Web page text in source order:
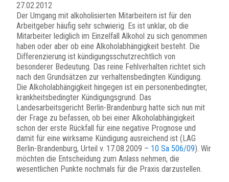
27.02.2012
Der Umgang mit alkoholisierten Mitarbeitern ist für den
Arbeitgeber häufig sehr schwierig. Es ist unklar, ob die
Mitarbeiter lediglich im Einzelfall Alkohol zu sich genommen
haben oder aber ob eine Alkoholabhängigkeit besteht. Die
Differenzierung ist kündigungsschutzrechtlich von
besonderer Bedeutung. Das reine Fehlverhalten richtet sich
nach den Grundsätzen zur verhaltensbedingten Kündigung.
Die Alkoholabhängigkeit hingegen ist ein personenbedingter,
krankheitsbedingter Kündigungsgrund. Das
Landesarbeitsgericht Berlin-Brandenburg hatte sich nun mit
der Frage zu befassen, ob bei einer Alkoholabhängigkeit
schon der erste Rückfall für eine negative Prognose und
damit für eine wirksame Kündigung ausreichend ist (LAG
Berlin-Brandenburg, Urteil v. 17.08.2009 – 10 Sa 506/09). Wir
möchten die Entscheidung zum Anlass nehmen, die
wesentlichen Punkte nochmals für die Praxis darzustellen.